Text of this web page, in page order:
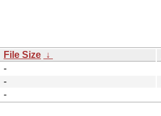
File Size ↓
-
-
-